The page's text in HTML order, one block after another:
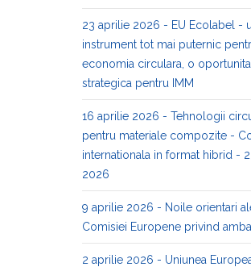
23 aprilie 2026 - EU Ecolabel -
instrument tot mai puternic
economia circulara, o
strategica pentru IMM
16 aprilie 2026 - Tehnologii
pentru materiale compozite -
internationala in format hibrid -
2026
9 aprilie 2026 - Noile orientari
Comisiei Europene privind
2 aprilie 2026 - Uniunea